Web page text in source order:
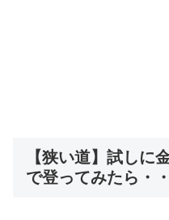
【狭い道】試しに
で登ってみたら・